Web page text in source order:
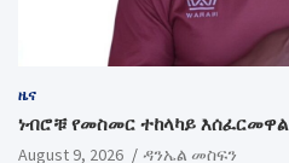
ዜና
ነብሮቹ የመስመር ተከላካይ እሰፈርመዋል
August 9, 2026 ዳንኤል መስፍን